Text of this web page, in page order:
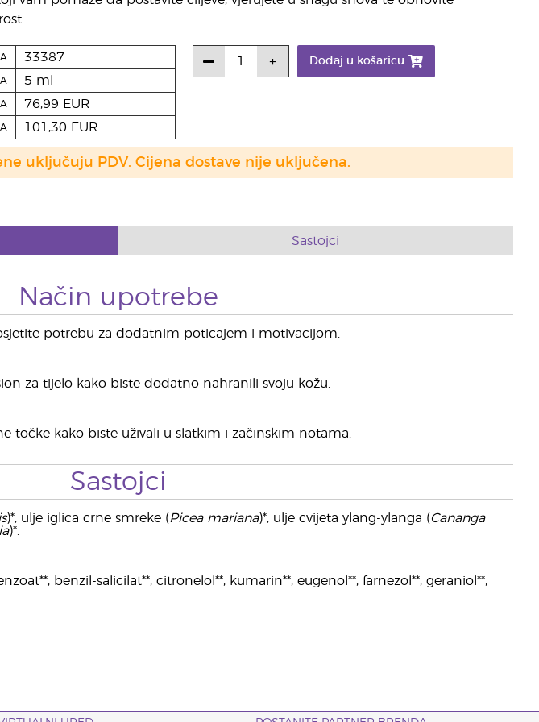
33387
5 ml
76,99 EUR
101,30 EUR
Dodaj u košaricu
uključuju PDV. Cijena dostave nije uključena.
Sastojci
Način upotrebe
potrebu za dodatnim poticajem i motivacijom.
za tijelo kako biste dodatno nahranili svoju kožu.
točke kako biste uživali u slatkim i začinskim notama.
Sastojci
)*, ulje iglica crne smreke (Picea mariana)*, ulje cvijeta ylang-ylanga (Cananga
)*.
benzil-salicilat**, citronelol**, kumarin**, eugenol**, farnezol**, geraniol**,